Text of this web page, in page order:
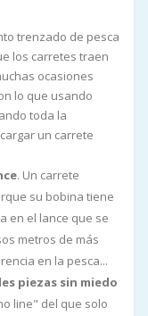
trenzado de pesca
los carretes traen
ocasiones
lo que usando
toda la
un carrete
. Un carrete
su bobina tiene
en el lance que se
metros de más
en la pesca...
piezas sin miedo
line" del que solo